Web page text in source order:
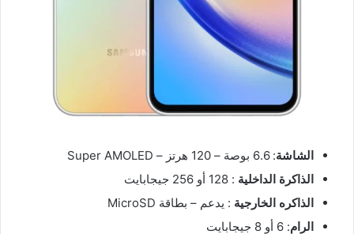
الشاشة: 6.6 بوصة – 120 هرتز – Super AMOLED
الذاكرة الداخلية : 128 أو 256 جيجابايت
الذاكره الخارجية : يدعم – بطاقة MicroSD
الرام: 6 أو 8 جيجابايت